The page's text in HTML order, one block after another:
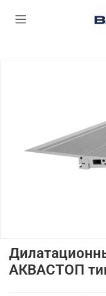
АКВАСТОП